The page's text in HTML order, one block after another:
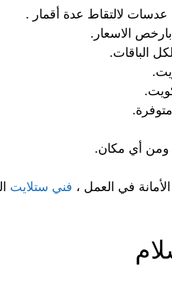
عدسات لالتقاط عدة أقمار .
بارخص الاسعار.
لكل الباقات.
متوفرة.
أي مكان.
في العمل ، فني ستلايت